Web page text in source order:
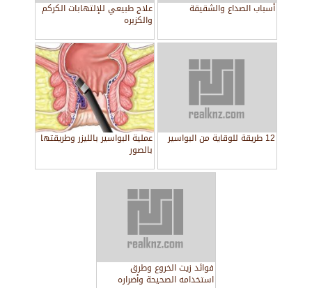
أسباب الصداع والشقيقة علاج طبيعي للإلتهابات الكركم
والكزبره
12 طريقة للوقاية من البواسير عملية البواسير بالليزر وطريقتها
بالصور
فوائد زيت الخروع وطرق
استخدامه الصحيحة وأضراره